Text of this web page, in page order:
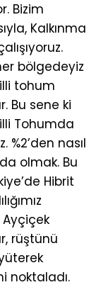
Bizim
Kalkınma
bölgedeyiz
tohum
Bu sene ki
Tohumda
%2’den nasıl
olmak. Bu
Hibrit
Ayçiçek
rüştünü
noktaladı.